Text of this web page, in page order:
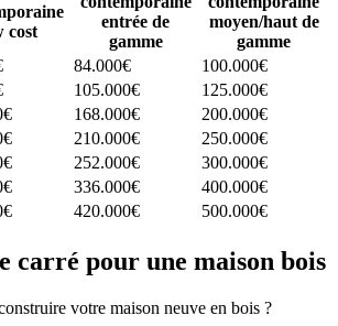
cost
entrée de
gamme
moyen/haut de
gamme
84.000€
100.000€
105.000€
125.000€
168.000€
200.000€
210.000€
250.000€
252.000€
300.000€
336.000€
400.000€
420.000€ 500.000€
carré pour une maison bois
votre maison neuve en bois ?